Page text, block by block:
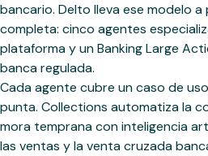
bancario. Delto lleva ese modelo
completa: cinco agentes
plataforma y un Banking Large
banca regulada.
Cada agente cubre un caso de
punta. Collections automatiza la
mora temprana con inteligencia
las ventas y la venta cruzada